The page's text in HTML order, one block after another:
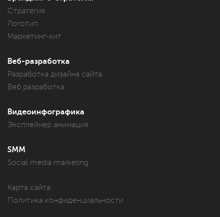
Стратегия
Логотип
Маркетинг-кит
Веб-разработка
Разработка дизайна сайта
Веб разработка
Видеоинфографика
Эксплейнер анимация
SMM
Social media marketing
Карта сайта
Политика конфиденциальности